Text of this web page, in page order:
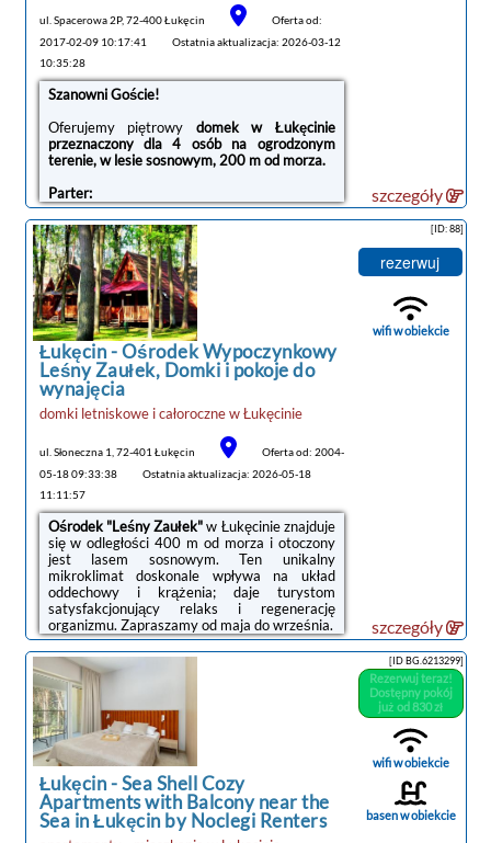
noclegi Łukęcin
tanie noclegi
ul. Spacerowa 2P, 72-400 Łukęcin
Oferta od:
2017-02-09 10:17:41
Ostatnia aktualizacja: 2026-03-12
10:35:28
Szanowni Goście!
Oferujemy piętrowy domek w Łukęcinie
przeznaczony dla 4 osób na ogrodzonym
terenie, w lesie sosnowym, 200 m od morza.
Parter:
- salon z aneksem kuchennym (lodówka,
zmywarka, płyta, piekarnik, zlew). W salonie
kominek, TV, stół oraz rozkładana sofa.
- łazienka - kabina prysznicowa
Piętro:
- sypialnia: łózko małżeńskie, duża szafa,
lodówka do schładzania napojów.
- antresola : 2 pojedyncze łóżka
Taras do wypoczynku
-40 m2, ratanowe meble ogrodowe, parasol,
grill,
na jeden samochód
osobowy.
Obiekt jest czynny całorocznie,
podłogowe .
Całkowity zakaz palenia papierosów w
domku.
W okresie sezonu minimalny okres pobytu
wynosi 7 dni.
Serdecznie zapraszamy na wczasy do
całorocznego domku nad morzem w
Łukęcinie!
szczegóły
noclegi Łukęcin
tanie noclegi
Łukęcin -Ośrodek Wypoczynkowy
Leśny Zaułek, Domki i pokoje do
wynajęcia
domki letniskowe i całorocznewŁukęcinie
ul. Słoneczna 1, 72-401 Łukęcin
Oferta od: 2004-
05-18 09:33:38
Ostatnia aktualizacja: 2026-05-18
11:11:57
Ośrodek "Leśny Zaułek"w Łukęcinie znajduje
się w odległości 400 m od morza i otoczony
jest lasem sosnowym. Ten unikalny
mikroklimat doskonale wpływa na układ
oddechowy i krążenia; daje turystom
satysfakcjonujący relaks i regenerację
organizmu. Zapraszamy od maja do września.
Oferujemykompleksowo wyposażone domki
typu "BRDA" (5 osobowe), w których znajdują
się 3 pokoje, kuchnia i łazienka.
Polecamy domki bliźniacze typu "BRDA" (3
osobowe), w których znajduje się sypialnia,
pokój dzienny z aneksem kuchennym i
łazienka.
Dysponujemy również pokojami 2-os. z
łazienkami, przynależnymi tarasami oraz
możliwością korzystania ze wspólnej kuchni.
Przed każdym z domków znajduje się
zadaszony taras.
Wszystkie domki
[ID: 88]
rezerwuj
wifi w obiekcie
szczegóły
Łukęcin-Sea Shell Cozy
Apartments with Balcony near the
Sea in Łukęcin by Noclegi Renters
[ID BG.6213299]
Rezerwuj teraz!
Dostępny pokój
już od 830 zł
wifi w obiekcie
basen w obiekcie